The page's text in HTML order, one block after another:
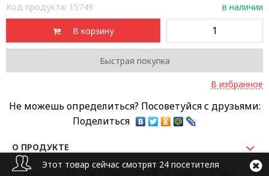
Код продукта: 15749 в наличии
В корзину
Быстрая покупка
В избранное
Не можешь определиться? Посоветуйся с друзьями:
Поделиться
О ПРОДУКТЕ
О продукте Дизайнерська склянка Marc
Этот товар сейчас смотрят 24 посетителя